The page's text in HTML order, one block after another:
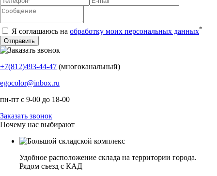
Я соглашаюсь на обработку моих персональных данных*
+7(812)493-44-47 (многоканальный)
egocolor@inbox.ru
пн-пт с 9-00 до 18-00
Заказать звонок
Почему нас выбирают
Удобное расположение склада на территории города.
Рядом съезд с КАД